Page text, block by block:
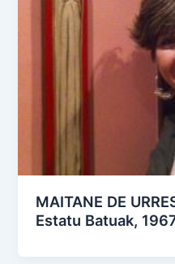
MAITANE DE
Estatu Batuak,